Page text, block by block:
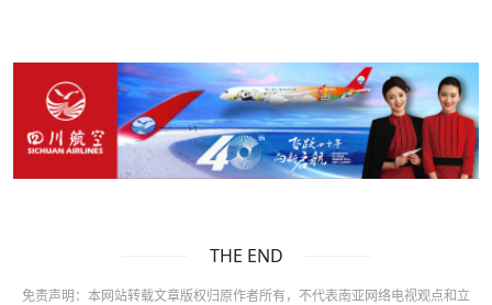
THE END
免责声明：本网站转载文章版权归原作者所有，不代表南亚网络电视观点和立